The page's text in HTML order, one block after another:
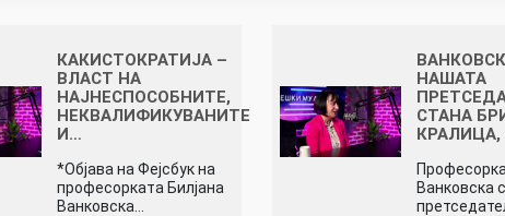
КАКИСТОКРАТИЈА –
ВЛАСТ НА
НАЈНЕСПОСОБНИТЕ,
НЕКВАЛИФИКУВАНИТЕ
И…
*Објава на Фејсбук на
професорката Билјана
Ванковска…
НАШАТА
СТАНА
КРАЛИЦА,
Ванковска